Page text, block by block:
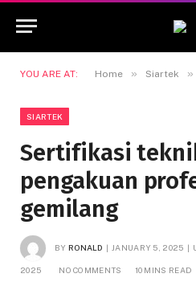
YOU ARE AT: Home » Siartek »
SIARTEK
Sertifikasi
pengakuan
gemilang
BY RONALD JANUARY 5, 2025
2025 NO COMMENTS 10 MINS READ